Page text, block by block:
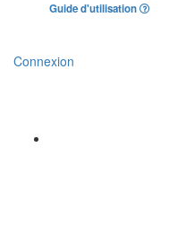
Guide d'utilisation
Connexion